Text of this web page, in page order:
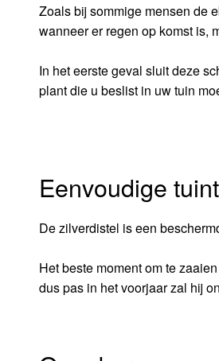
Zoals bij sommige mensen de
wanneer er regen op komst is,
In het eerste geval sluit deze
plant die u beslist in uw tuin
Eenvoudige
De zilverdistel is een
Het beste moment om te
dus pas in het voorjaar zal hij